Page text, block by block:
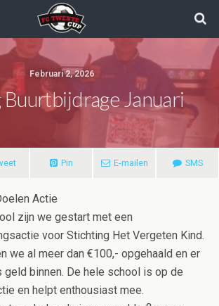
Februari 2, 2026
Buurtbijdrage Januari
Pin E-mailen SMS
Actie
zijn we gestart met een
voor Stichting Het Vergeten Kind.
we al meer dan €100,- opgehaald en er
binnen. De hele school is op de
en helpt enthousiast mee.